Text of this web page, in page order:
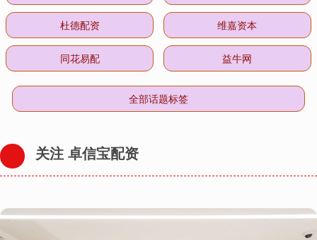
杜德配资 维嘉资本
同花易配 益牛网
全部话题标签
关注 卓信宝配资